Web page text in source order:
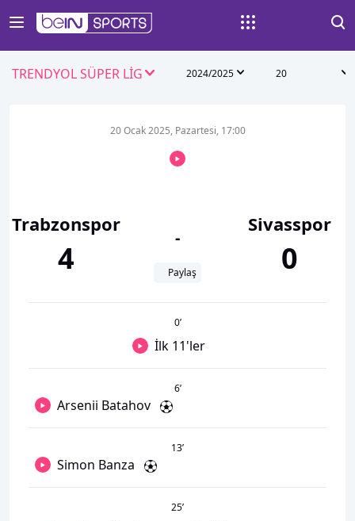
TRENDYOL SÜPER LİG 2024/2025 20
Trabzonspor
4
20 Ocak 2025, Pazartesi, 17:00
-
Paylaş
Sivasspor
0
0’
İlk 11'ler
6’
Arsenii Batahov
13’
Simon Banza
25’